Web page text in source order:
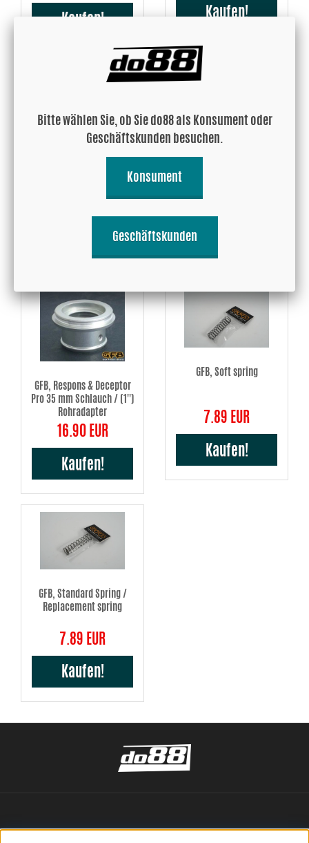
Kaufen!
Kaufen!
GFB, Respons & Deceptor
Pro 33 mm Flanschadapter
GFB, Respons & Deceptor
Pro 35 mm Schlauch / (1'')
Rohradapter
16.90 EUR
Kaufen!
GFB, Soft spring
7.89 EUR
Kaufen!
GFB, Standard Spring /
Replacement spring
7.89 EUR
Kaufen!
Bitte wählen Sie, ob Sie do88 als Konsument oder
Geschäftskunden besuchen.
Konsument
Geschäftskunden